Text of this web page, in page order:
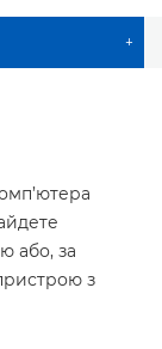
+
або, за
з